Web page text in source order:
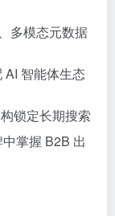
多模态元数据
AI 智能体生态
锁定长期搜索
掌握 B2B 出